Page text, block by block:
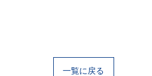
一覧に戻る